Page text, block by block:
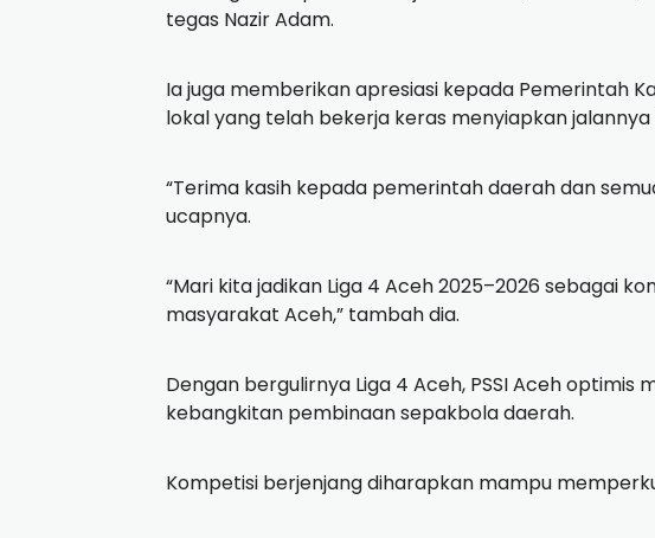
tegas Nazir Adam.
Ia juga memberikan apresiasi kepada Pemerintah
lokal yang telah bekerja keras menyiapkan jalannya
“Terima kasih kepada pemerintah daerah dan
ucapnya.
“Mari kita jadikan Liga 4 Aceh 2025–2026 sebagai
masyarakat Aceh,” tambah dia.
Dengan bergulirnya Liga 4 Aceh, PSSI Aceh optimis
kebangkitan pembinaan sepakbola daerah.
Kompetisi berjenjang diharapkan mampu